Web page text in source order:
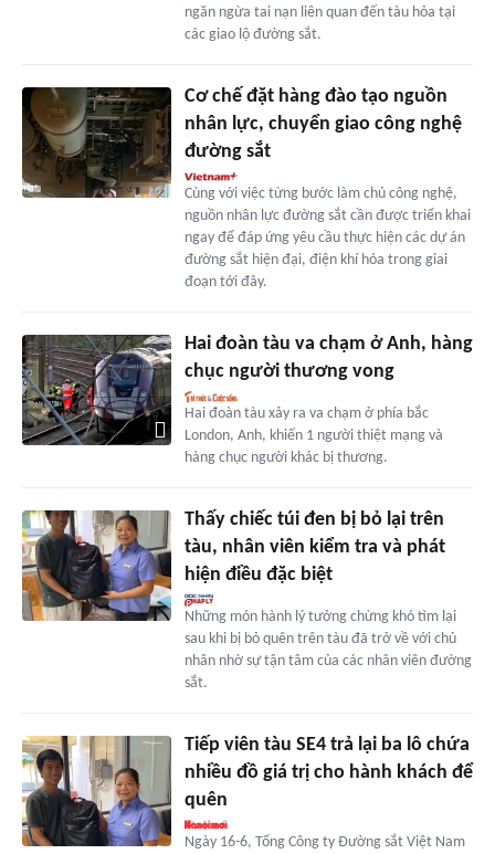
ngăn ngừa tai nạn liên quan đến tàu hỏa tại
các giao lộ đường sắt.
Cơ chế đặt hàng đào tạo nguồn
nhân lực, chuyển giao công nghệ
đường sắt
Cùng với việc từng bước làm chủ công nghệ,
nguồn nhân lực đường sắt cần được triển khai
ngay để đáp ứng yêu cầu thực hiện các dự án
đường sắt hiện đại, điện khí hóa trong giai
đoạn tới đây.
Hai đoàn tàu va chạm ở Anh, hàng
chục người thương vong
Hai đoàn tàu xảy ra va chạm ở phía bắc
London, Anh, khiến 1 người thiệt mạng và
hàng chục người khác bị thương.
Thấy chiếc túi đen bị bỏ lại trên
tàu, nhân viên kiểm tra và phát
hiện điều đặc biệt
Những món hành lý tưởng chừng khó tìm lại
sau khi bị bỏ quên trên tàu đã trở về với chủ
nhân nhờ sự tận tâm của các nhân viên đường
sắt.
Tiếp viên tàu SE4 trả lại ba lô chứa
nhiều đồ giá trị cho hành khách để
quên
Ngày 16-6, Tổng Công ty Đường sắt Việt Nam